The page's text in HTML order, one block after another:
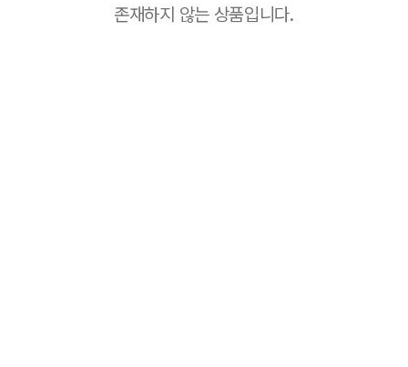
존재하지 않는 상품입니다.